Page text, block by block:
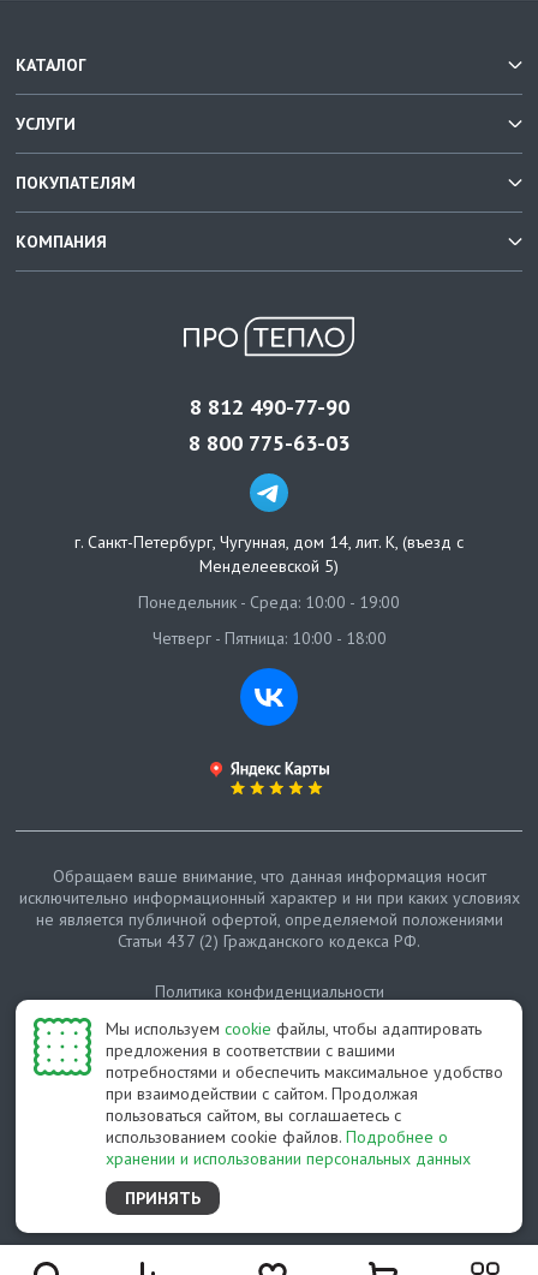
Мы используем cookie файлы, чтобы адаптировать
предложения в соответствии с вашими
потребностями и обеспечить максимальное удобство
при взаимодействии с сайтом. Продолжая
пользоваться сайтом, вы соглашаетесь с
использованием cookie файлов. Подробнее о
хранении и использовании персональных данных
ПРИНЯТЬ
КАТАЛОГ
УСЛУГИ
ПОКУПАТЕЛЯМ
КОМПАНИЯ
8 812 490-77-90
8 800 775-63-03
г. Санкт-Петербург, Чугунная, дом 14, лит. К, (въезд с
Менделеевской 5)
Понедельник - Среда: 10:00 - 19:00
Четверг - Пятница: 10:00 - 18:00
© Протепло-СПб, 2011-2026
Обращаем ваше внимание, что данная информация носит
исключительно информационный характер и ни при каких условиях
не является публичной офертой, определяемой положениями
Статьи 437 (2) Гражданского кодекса РФ.
Политика конфиденциальности
Карта сайта
Разработано студией Feel Good St